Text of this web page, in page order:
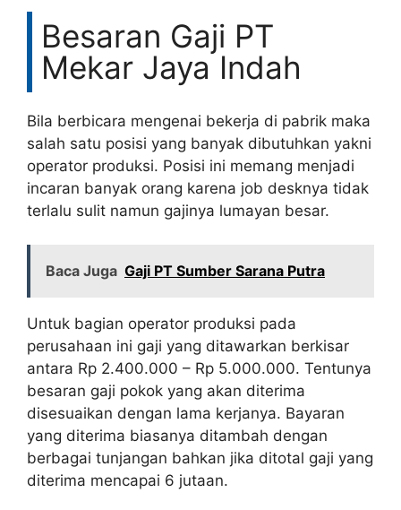
Besaran Gaji PT
Mekar Jaya Indah
Bila berbicara mengenai bekerja di pabrik maka
salah satu posisi yang banyak dibutuhkan yakni
operator produksi. Posisi ini memang menjadi
incaran banyak orang karena job desknya tidak
terlalu sulit namun gajinya lumayan besar.
Baca Juga Gaji PT Sumber Sarana Putra
Untuk bagian operator produksi pada
perusahaan ini gaji yang ditawarkan berkisar
antara Rp 2.400.000 – Rp 5.000.000. Tentunya
besaran gaji pokok yang akan diterima
disesuaikan dengan lama kerjanya. Bayaran
yang diterima biasanya ditambah dengan
berbagai tunjangan bahkan jika ditotal gaji yang
diterima mencapai 6 jutaan.